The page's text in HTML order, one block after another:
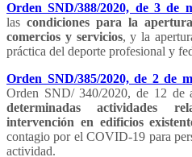
Orden SND/388/2020, de 3 de
las condiciones para la
comercios y servicios, y la
práctica del deporte profesional y
Orden SND/385/2020, de 2 de
Orden SND/ 340/2020, de 12 de
determinadas actividades
intervención en edificios
contagio por el COVID-19 para
actividad.